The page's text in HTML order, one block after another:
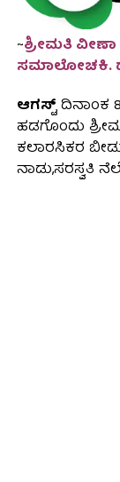
~ಶ್ರೀಮತಿ
ಸಮಾಲೋಚಕಿ.
ಆಗಸ್ಟ್ದಿನಾಂಕ 8
ಹಡಗೊಂದು
ಕಲಾರಸಿಕರ
ನಾಡು,ಸರಸ್ವತಿ